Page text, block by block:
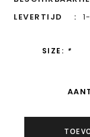
LEVERTIJD
SIZE: *